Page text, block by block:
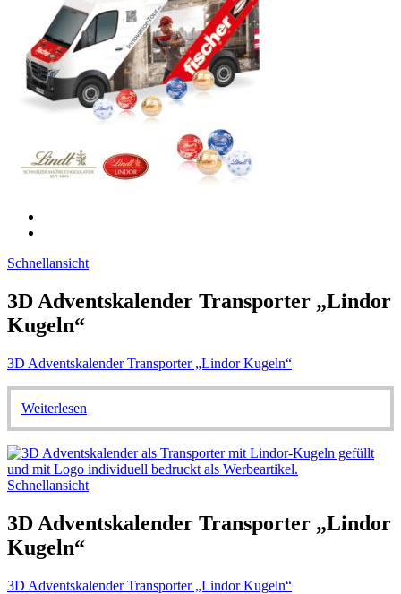
Schnellansicht
3D Adventskalender Transporter „Lindor
Kugeln“
3D Adventskalender Transporter „Lindor Kugeln“
Weiterlesen
Schnellansicht
3D Adventskalender Transporter „Lindor
Kugeln“
3D Adventskalender Transporter „Lindor Kugeln“